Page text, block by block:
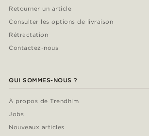
Retourner un article
Consulter les options de livraison
Rétractation
Contactez-nous
QUI SOMMES-NOUS ?
À propos de Trendhim
Jobs
Nouveaux articles